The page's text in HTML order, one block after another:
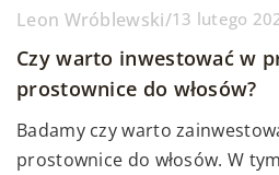
Leon Wróblewski/13 lutego
Czy warto inwestować w
prostownice do włosów?
Badamy czy warto
prostownice do włosów. W